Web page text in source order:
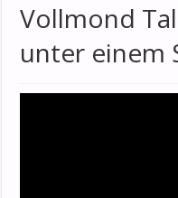
Vollmond
unter einem